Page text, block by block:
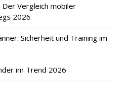
Vergleich mobiler
2026
Sicherheit und Training im
im Trend 2026